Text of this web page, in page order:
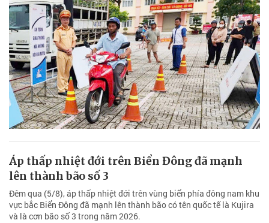
Áp thấp nhiệt đới trên Biển Đông đã mạnh
lên thành bão số 3
Đêm qua (5/8), áp thấp nhiệt đới trên vùng biển phía đông nam khu
vực bắc Biển Đông đã mạnh lên thành bão có tên quốc tế là Kujira
và là cơn bão số 3 trong năm 2026.